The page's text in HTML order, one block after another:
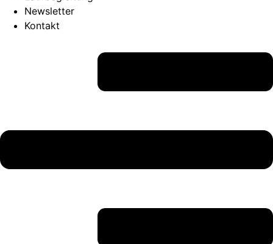
Newsletter
Kontakt